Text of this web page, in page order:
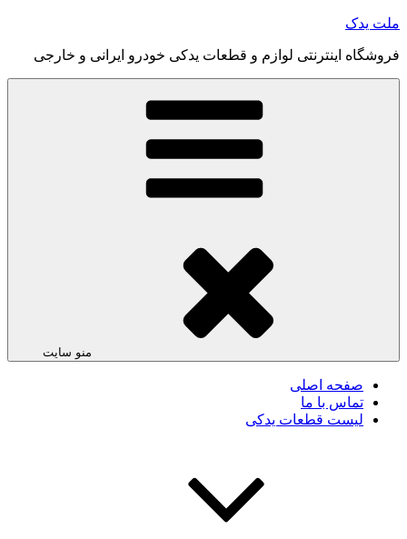
رفتن
محتوا
ملت یدک
فروشگاه اینترنتی لوازم و قطعات یدکی خودرو ایرانی و خارجی
منو سایت
صفحه اصلی
تماس با ما
لیست قطعات یدکی